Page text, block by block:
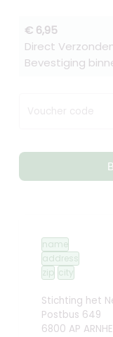
€ 6,95
Direct
Bevestiging
Voucher code
name
address
zip city
Stichting het
Postbus 649
6800 AP